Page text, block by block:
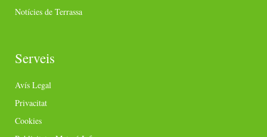
Notícies de Terrassa
Serveis
Avís Legal
Privacitat
Cookies